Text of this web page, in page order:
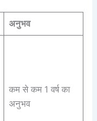
अनुभव
कम से कम 1 वर्ष का
अनुभव